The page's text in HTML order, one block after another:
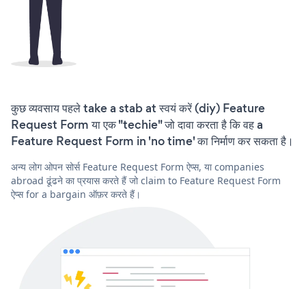
कुछ व्यवसाय पहले take a stab at स्वयं करें (diy) Feature
Request Form या एक "techie" जो दावा करता है कि वह a
Feature Request Form in 'no time' का निर्माण कर सकता है।
अन्य लोग ओपन सोर्स Feature Request Form ऐप्स, या companies
abroad ढूंढने का प्रयास करते हैं जो claim to Feature Request Form
ऐप्स for a bargain ऑफ़र करते हैं।